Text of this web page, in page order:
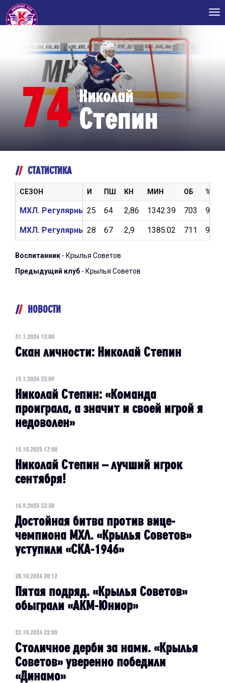
74 Николай
Степин
СТАТИСТИКА
И ПШ КН МИН ОБ %ОБ
25 64 2,86 1342:39 703
28 67 2,9 1385:02 711
СЕЗОН
МХЛ. Регулярный чемпионат 2025/2026
МХЛ. Регулярный чемпионат 2024/2025
Воспитанник - Крылья Советов
Предыдущий клуб - Крылья Советов
НОВОСТИ
31.1.2026 13:00
Скан личности: Николай Степин
15.1.2026 23:09
Николай Степин: «Команда
проиграла, а значит и своей игрой я
недоволен»
15.10.2025 17:00
Николай Степин – лучший игрок
сентября!
16.9.2025 23:30
Достойная битва против вице-
чемпиона МХЛ. «Крылья Советов»
уступили «СКА-1946»
28.10.2024 20:12
Пятая подряд. «Крылья Советов»
обыграли «АКМ-Юниор»
22.10.2024 22:00
Столичное дерби за нами. «Крылья
Советов» уверенно победили
«Динамо»